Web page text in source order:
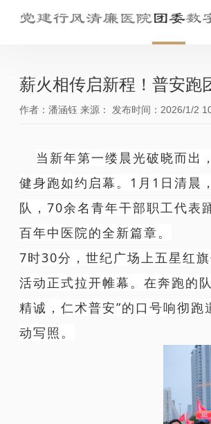
党建行风清廉医院团委数
薪火相传启新程！普安跑
作者：潘涵钰 来源： 发布时间：2026/1/2
当新年第一缕晨光破晓而出
健身跑如约启幕。1月1日清晨
队，70余名青年干部职工代表
百年中医院的全新篇章。
7时30分，世纪广场上五星红
活动正式拉开帷幕。在奔跑的
精诚，仁术普安”的口号响彻
动写照。